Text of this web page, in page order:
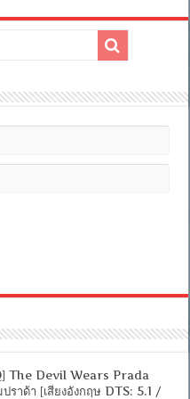
The Devil Wears Prada
ราด้า [เสียงอังกฤษ DTS: 5.1 /